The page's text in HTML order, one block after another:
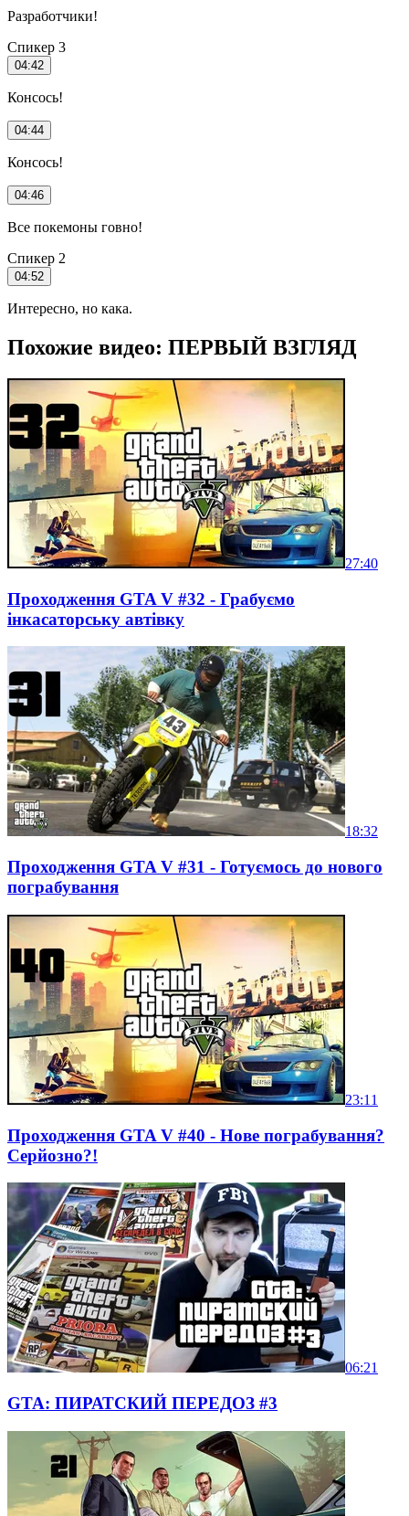
Разработчики!
Спикер 3
04:42
Консось!
04:44
Консось!
04:46
Все покемоны говно!
Спикер 2
04:52
Интересно, но кака.
Похожие видео: ПЕРВЫЙ ВЗГЛЯД
27:40
Проходження GTA V #32 - Грабуємо
інкасаторську автівку
18:32
Проходження GTA V #31 - Готуємось до нового
пограбування
23:11
Проходження GTA V #40 - Нове пограбування?
Серйозно?!
06:21
GTA: ПИРАТСКИЙ ПЕРЕДОЗ #3